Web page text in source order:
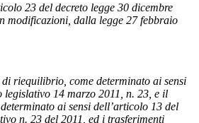
23 del decreto legge 30 dicembre
modificazioni, dalla legge 27 febbraio
riequilibrio, come determinato ai sensi
legislativo 14 marzo 2011, n. 23, e il
ai sensi dell’articolo 13 del
n. 23 del 2011, ed i trasferimenti